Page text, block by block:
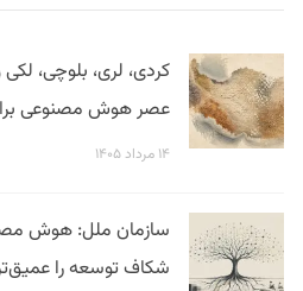
کردی، لری، بلوچی،
عصر هوش مصنوعی برای
۱۴ مرداد ۱۴۰۵
سازمان ملل: هوش
شکاف توسعه را